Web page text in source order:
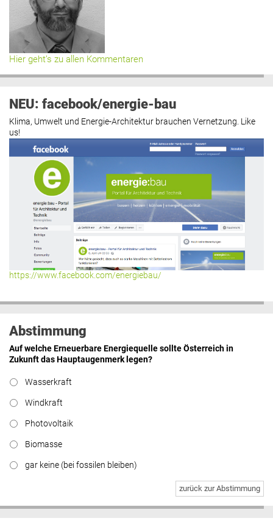
Hier geht’s zu allen Kommentaren
NEU: facebook/energie-bau
Klima, Umwelt und Energie-Architektur brauchen Vernetzung. Like
us!
https://www.facebook.com/energiebau/
Abstimmung
Auf welche Erneuerbare Energiequelle sollte Österreich in
Zukunft das Hauptaugenmerk legen?
Wasserkraft
Windkraft
Photovoltaik
Biomasse
gar keine (bei fossilen bleiben)
zurück zur Abstimmung